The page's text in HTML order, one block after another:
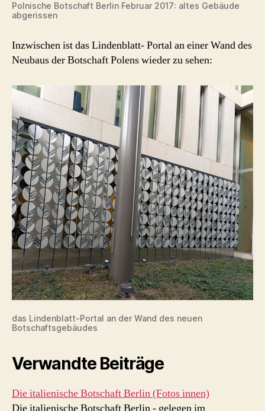
Polnische Botschaft Berlin Februar 2017: altes Gebäude
abgerissen
Inzwischen ist das Lindenblatt- Portal an einer Wand des
Neubaus der Botschaft Polens wieder zu sehen:
das Lindenblatt-Portal an der Wand des neuen
Botschaftsgebäudes
Verwandte Beiträge
Die italienische Botschaft Berlin (Fotos innen)